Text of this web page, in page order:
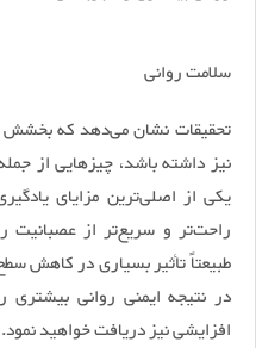
سلامت روانی
تحقیقات نشان می‌دهد که بخشش
نیز داشته باشد، چیز‌هایی از
یکی از اصلی‌ترین مزایای
راحت‌تر و سریع‌تر از عصبانیت
طبیعتاً تأثیر بسیاری در کاهش
در نتیجه ایمنی روانی بیشتری
افزایشی نیز دریافت خواهید نمود.